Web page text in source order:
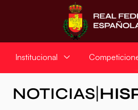
Institucional
NOTICIAS